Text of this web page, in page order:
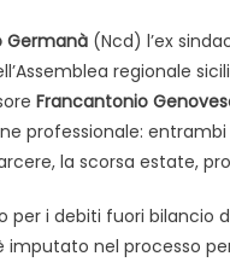
Germanà (Ncd) l’ex
regionale
Francantonio
professionale:
la scorsa estate,
i debiti fuori bilancio
nel processo